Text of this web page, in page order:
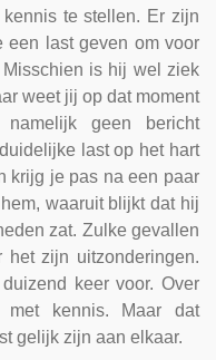
te stellen. Er zijn
een last geven om voor
is hij wel ziek
weet jij op dat moment
geen bericht
last op het hart
krijg je pas na een paar
waaruit blijkt dat hij
zat. Zulke gevallen
het zijn uitzonderingen.
keer voor. Over
kennis. Maar dat
gelijk zijn aan elkaar.